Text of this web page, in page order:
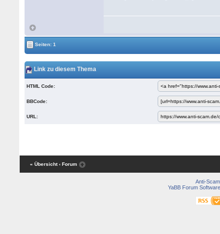
Seiten: 1
Link zu diesem Thema
HTML Code:
BBCode:
URL:
« Übersicht ‹ Forum
Anti-Scam
YaBB Forum Software